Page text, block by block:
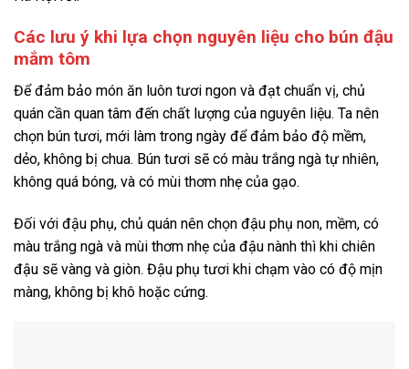
Các lưu ý khi lựa chọn nguyên liệu cho bún đậu
mắm tôm
Để đảm bảo món ăn luôn tươi ngon và đạt chuẩn vị, chủ
quán cần quan tâm đến chất lượng của nguyên liệu. Ta nên
chọn bún tươi, mới làm trong ngày để đảm bảo độ mềm,
dẻo, không bị chua. Bún tươi sẽ có màu trắng ngà tự nhiên,
không quá bóng, và có mùi thơm nhẹ của gạo.
Đối với đậu phụ, chủ quán nên chọn đậu phụ non, mềm, có
màu trắng ngà và mùi thơm nhẹ của đậu nành thì khi chiên
đậu sẽ vàng và giòn. Đậu phụ tươi khi chạm vào có độ mịn
màng, không bị khô hoặc cứng.